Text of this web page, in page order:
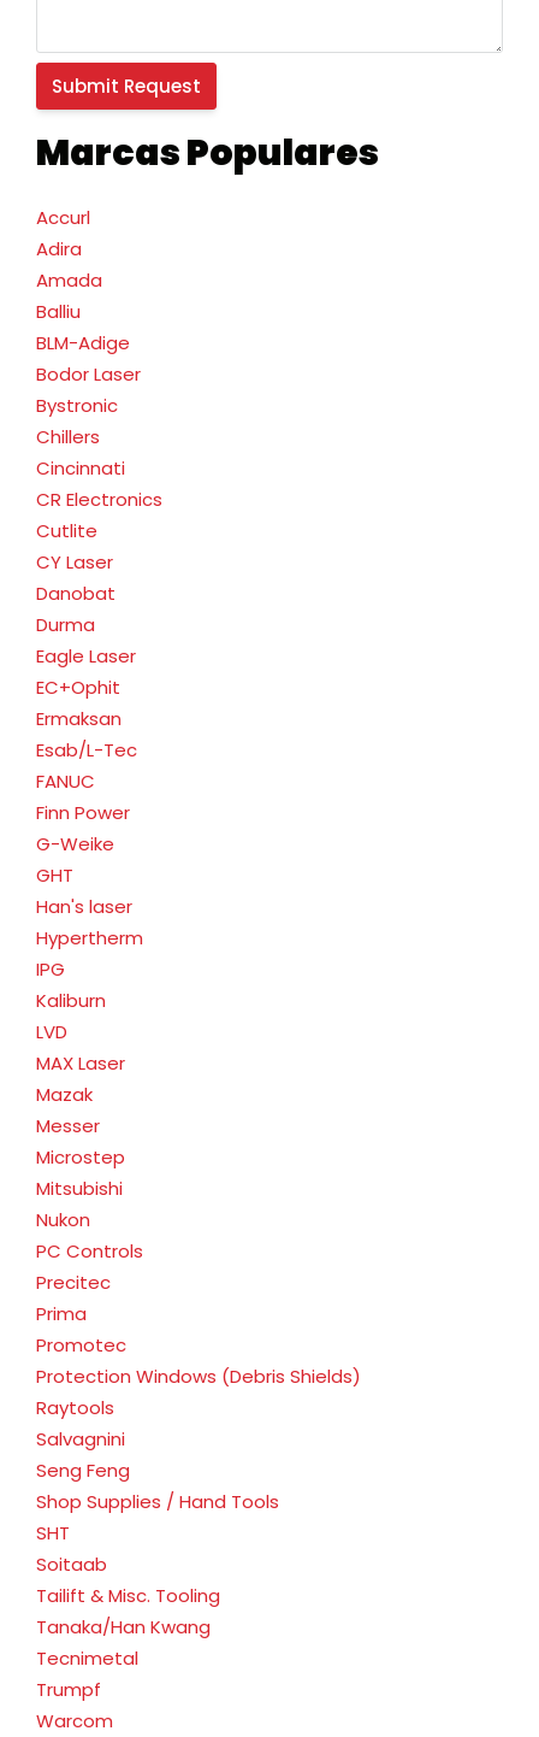
Marcas Populares
Accurl
Adira
Amada
Balliu
BLM-Adige
Bodor Laser
Bystronic
Chillers
Cincinnati
CR Electronics
Cutlite
CY Laser
Danobat
Durma
Eagle Laser
EC+Ophit
Ermaksan
Esab/L-Tec
FANUC
Finn Power
G-Weike
GHT
Han's laser
Hypertherm
IPG
Kaliburn
LVD
MAX Laser
Mazak
Messer
Microstep
Mitsubishi
Nukon
PC Controls
Precitec
Prima
Promotec
Protection Windows (Debris Shields)
Raytools
Salvagnini
Seng Feng
Shop Supplies / Hand Tools
SHT
Soitaab
Tailift & Misc. Tooling
Tanaka/Han Kwang
Tecnimetal
Trumpf
Warcom